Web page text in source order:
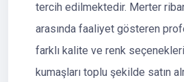
tercih edilmektedir. Merter
arasında faaliyet gösteren
farklı kalite ve renk
kumaşları toplu şekilde satın